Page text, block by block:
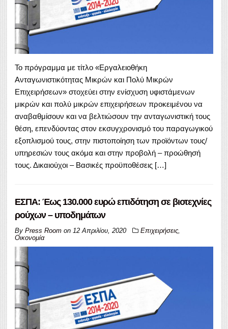
Το πρόγραμμα με τίτλο «Εργαλειοθήκη
Ανταγωνιστικότητας Μικρών και Πολύ Μικρών
Επιχειρήσεων» στοχεύει στην ενίσχυση υφιστάμενων
μικρών και πολύ μικρών επιχειρήσεων προκειμένου να
αναβαθμίσουν και να βελτιώσουν την ανταγωνιστική τους
θέση, επενδύοντας στον εκσυγχρονισμό του παραγωγικού
εξοπλισμού τους, στην πιστοποίηση των προϊόντων τους/
υπηρεσιών τους ακόμα και στην προβολή – προώθησή
τους. Δικαιούχοι – Βασικές προϋποθέσεις […]
ΕΣΠΑ: Έως 130.000 ευρώ επιδότηση σε βιοτεχνίες
ρούχων – υποδημάτων
By Press Room on 12 Απριλίου, 2020 Επιχειρήσεις
Οικονομία